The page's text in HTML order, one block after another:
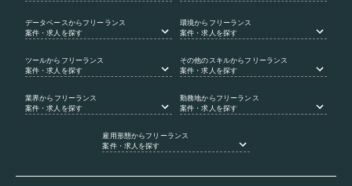
データベース からフリーランス
案件・求人を探す
環境からフリーランス
案件・求人を探す
ツールからフリーランス
案件・求人を探す
その他のスキルからフリーランス
案件・求人を探す
業界からフリーランス
案件・求人を探す
勤務地からフリーランス
案件・求人を探す
雇用形態からフリーランス
案件・求人を探す